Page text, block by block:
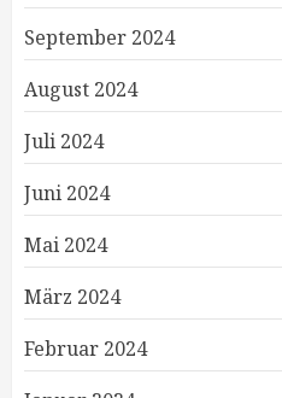
September 2024
August 2024
Juli 2024
Juni 2024
Mai 2024
März 2024
Februar 2024